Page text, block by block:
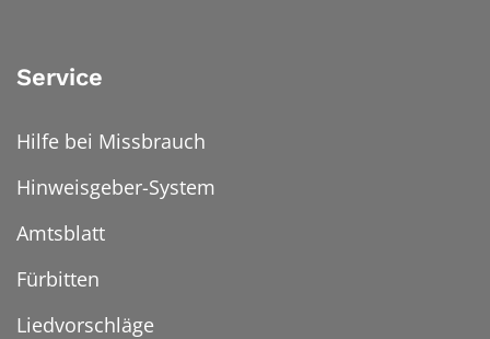
Service
Hilfe bei Missbrauch
Hinweisgeber-System
Amtsblatt
Fürbitten
Liedvorschläge